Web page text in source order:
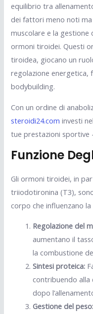
equilibrio tra
dei fattori meno noti
muscolare e la
ormoni tiroidei. Questi
tiroidea, giocano un
regolazione energetica,
bodybuilding.
Con un ordine di
steroidi24.com investi
tue prestazioni sportive
Funzione
Gli ormoni tiroidei, in
triiodotironina (T3),
corpo che influenzano
Regolazione del
aumentano il
la combustione
Sintesi proteica:
contribuendo alla
dopo
Gestione del peso: